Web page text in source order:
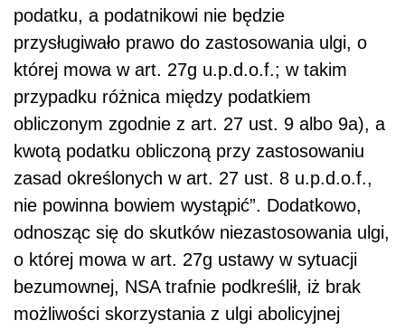
podatku, a podatnikowi nie będzie
przysługiwało prawo do zastosowania ulgi, o
której mowa w art. 27g u.p.d.o.f.; w takim
przypadku różnica między podatkiem
obliczonym zgodnie z art. 27 ust. 9 albo 9a), a
kwotą podatku obliczoną przy zastosowaniu
zasad określonych w art. 27 ust. 8 u.p.d.o.f.,
nie powinna bowiem wystąpić”. Dodatkowo,
odnosząc się do skutków niezastosowania ulgi,
o której mowa w art. 27g ustawy w sytuacji
bezumownej, NSA trafnie podkreślił, iż brak
możliwości skorzystania z ulgi abolicyjnej